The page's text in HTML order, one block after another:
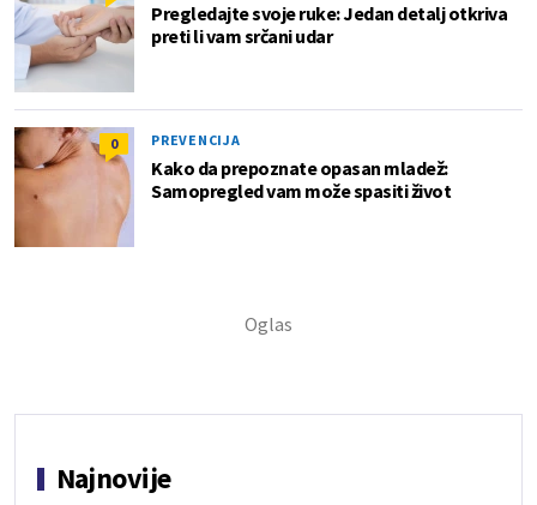
Pregledajte svoje ruke: Jedan detalj otkriva
preti li vam srčani udar
0 PREVENCIJA
Kako da prepoznate opasan mladež:
Samopregled vam može spasiti život
Najnovije